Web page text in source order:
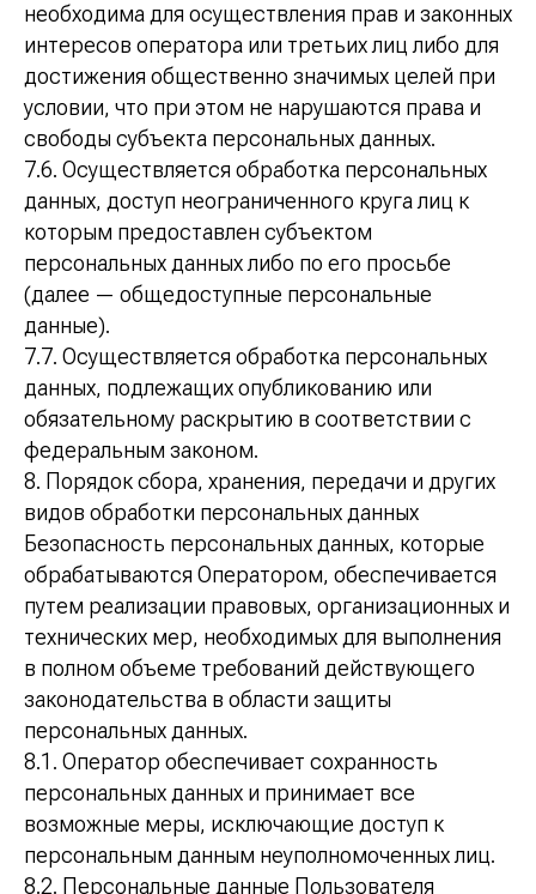
необходима для осуществления прав и законных
интересов оператора или третьих лиц либо для
достижения общественно значимых целей при
условии, что при этом не нарушаются права и
свободы субъекта персональных данных.
7.6. Осуществляется обработка персональных
данных, доступ неограниченного круга лиц к
которым предоставлен субъектом
персональных данных либо по его просьбе
(далее — общедоступные персональные
данные).
7.7. Осуществляется обработка персональных
данных, подлежащих опубликованию или
обязательному раскрытию в соответствии с
федеральным законом.
8. Порядок сбора, хранения, передачи и других
видов обработки персональных данных
Безопасность персональных данных, которые
обрабатываются Оператором, обеспечивается
путем реализации правовых, организационных и
технических мер, необходимых для выполнения
в полном объеме требований действующего
законодательства в области защиты
персональных данных.
8.1. Оператор обеспечивает сохранность
персональных данных и принимает все
возможные меры, исключающие доступ к
персональным данным неуполномоченных лиц.
8.2. Персональные данные Пользователя